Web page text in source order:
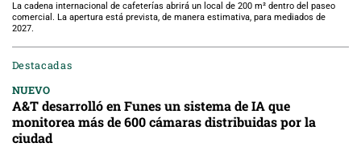
La cadena internacional de cafeterías abrirá un local de 200 m² dentro del paseo
comercial. La apertura está prevista, de manera estimativa, para mediados de
2027.
Destacadas
NUEVO
A&T desarrolló en Funes un sistema de IA que
monitorea más de 600 cámaras distribuidas por la
ciudad